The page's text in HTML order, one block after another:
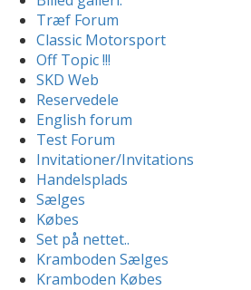
Træf Forum
Classic Motorsport
Off Topic !!!
SKD Web
Reservedele
English forum
Test Forum
Invitationer/Invitations
Handelsplads
Sælges
Købes
Set på nettet..
Kramboden Sælges
Kramboden Købes